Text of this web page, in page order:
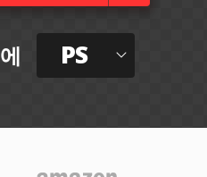
에 PS